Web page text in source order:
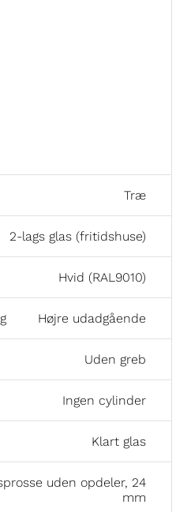
Træ
2-lags glas (fritidshuse)
Hvid (RAL9010)
Højre udadgående
Uden greb
Ingen cylinder
Klart glas
uden opdeler, 24
mm